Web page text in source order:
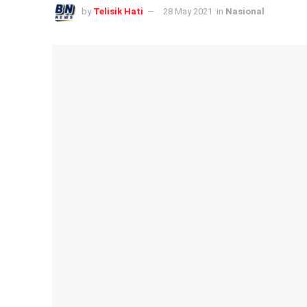
by Telisik Hati 28 May 2021 in Nasional